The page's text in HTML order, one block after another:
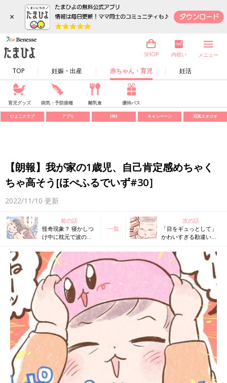
×
TOP 妊娠・出産 赤ちゃん・育児 妊活
SHOP 内祝い メニュー
育児グッズ 病気・予防接種 離乳食 優待パス
ひよこクラブ アプリ SNS キャンペーン 写真スタジオ
【朗報】我が家の1歳児、自己肯定感めちゃく
ちゃ高そう[ほぺふるでいず#30］
2022/11/10 更新
前の話
怪奇現象？ 寝かしつ
け中に枕元で波の音
[ほぺふるでいず
#29］
一覧
次の話
「目をギュっとして」
かわいすぎる勘違い…
ぺふるでいず#31］